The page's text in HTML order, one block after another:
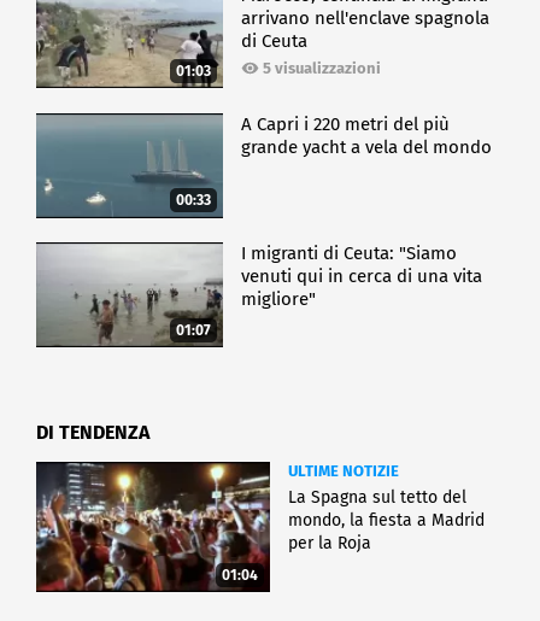
01:03
arrivano nell'enclave spagnola
di Ceuta
5 visualizzazioni
00:33
A Capri i 220 metri del più
grande yacht a vela del mondo
01:07
I migranti di Ceuta: "Siamo
venuti qui in cerca di una vita
migliore"
DI TENDENZA
01:04
ULTIME NOTIZIE
La Spagna sul tetto del
mondo, la fiesta a Madrid
per la Roja